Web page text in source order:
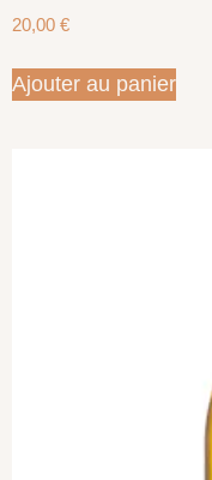
20,00 €
Ajouter au panier